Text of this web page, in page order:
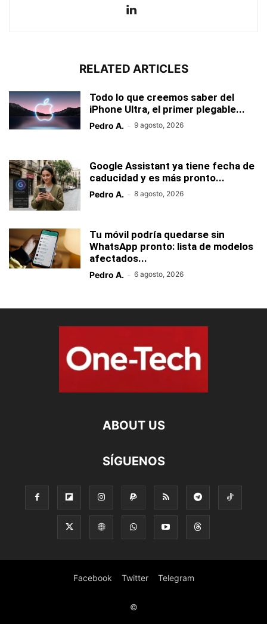
RELATED ARTICLES
Todo lo que creemos saber del
iPhone Ultra, el primer plegable...
Pedro A. - 9 agosto, 2026
Google Assistant ya tiene fecha de
caducidad y es más pronto...
Pedro A. - 8 agosto, 2026
Tu móvil podría quedarse sin
WhatsApp pronto: lista de modelos
afectados...
Pedro A. - 6 agosto, 2026
ABOUT US
SÍGUENOS
Facebook Twitter Telegram
©